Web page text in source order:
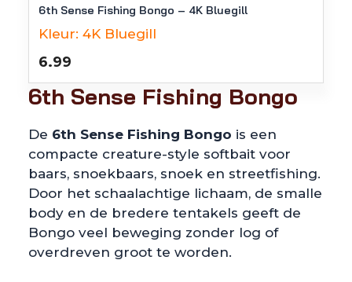
6th Sense Fishing Bongo – 4K Bluegill
Kleur: 4K Bluegill
6.99
6th Sense Fishing Bongo
De 6th Sense Fishing Bongo is een
compacte creature-style softbait voor
baars, snoekbaars, snoek en streetfishing.
Door het schaalachtige lichaam, de smalle
body en de bredere tentakels geeft de
Bongo veel beweging zonder log of
overdreven groot te worden.